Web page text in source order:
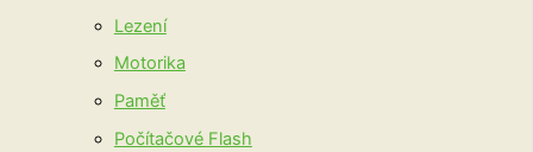
Lezení
Motorika
Paměť
Počítačové Flash